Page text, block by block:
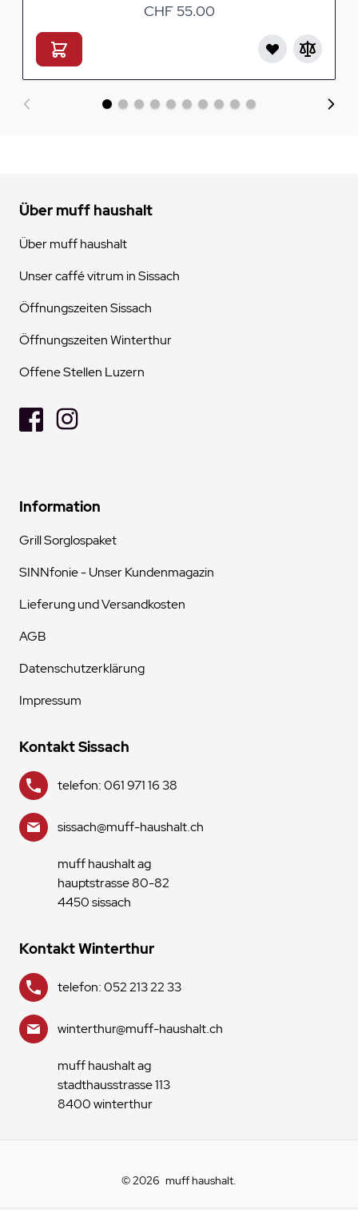
CHF 55.00
Über muff haushalt
Über muff haushalt
Unser caffé vitrum in Sissach
Öffnungszeiten Sissach
Öffnungszeiten Winterthur
Offene Stellen Luzern
Information
Grill Sorglospaket
SINNfonie - Unser Kundenmagazin
Lieferung und Versandkosten
AGB
Datenschutzerklärung
Impressum
Kontakt Sissach
telefon: 061 971 16 38
sissach@muff-haushalt.ch
muff haushalt ag
hauptstrasse 80-82
4450 sissach
Kontakt Winterthur
telefon: 052 213 22 33
winterthur@muff-haushalt.ch
muff haushalt ag
stadthausstrasse 113
8400 winterthur
© 2026 muff haushalt.